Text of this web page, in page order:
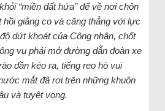
“miền đất hứa” để về nơi chôn
hồi giằng co và căng thẳng với lực
dứt khoát của Công nhân, chốt
vụ phải mở đường dẫn đoàn xe
dần kéo ra, tiếng reo hò vui
mắt đã rơi trên những khuôn
và tuyệt vọng.